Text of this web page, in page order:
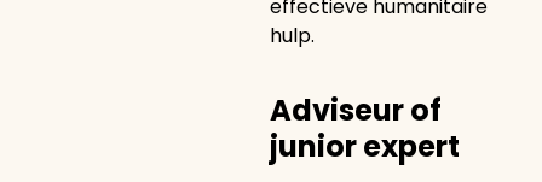
effectieve humanitaire
hulp.
Adviseur of
junior expert